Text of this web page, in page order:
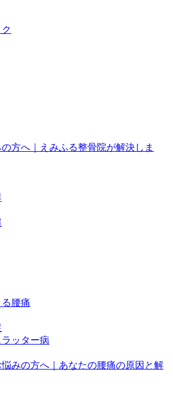
方へ｜えみふる整骨院が解決しま
腰痛
ッター病
みの方へ｜あなたの腰痛の原因と解